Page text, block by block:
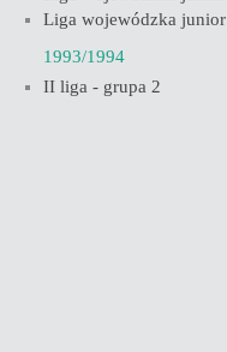
Liga wojewódzka junior
1993/1994
II liga - grupa 2